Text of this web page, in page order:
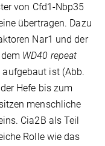
von Cfd1-Nbp35
übertragen. Dazu
Nar1 und der
WD40 repeat
ist (Abb.
Hefe bis zum
menschliche
Cia2B als Teil
Rolle wie das